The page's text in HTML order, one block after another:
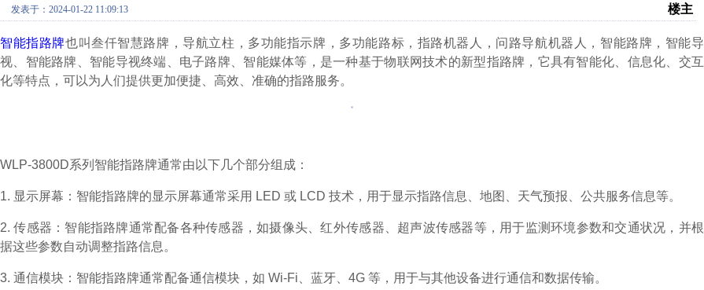
发表于：2024-01-22 11:09:13 楼主
智能指路牌也叫叁仟智慧路牌，导航立柱，多功能指示牌，多功能路标，指路机器人，问路导航机器人，智能路牌，智能导
视、智能路牌、智能导视终端、电子路牌、智能媒体等，是一种基于物联网技术的新型指路牌，它具有智能化、信息化、交互
化等特点，可以为人们提供更加便捷、高效、准确的指路服务。
WLP-3800D系列智能指路牌通常由以下几个部分组成：
1. 显示屏幕：智能指路牌的显示屏幕通常采用 LED 或 LCD 技术，用于显示指路信息、地图、天气预报、公共服务信息等。
2. 传感器：智能指路牌通常配备各种传感器，如摄像头、红外传感器、超声波传感器等，用于监测环境参数和交通状况，并根
据这些参数自动调整指路信息。
3. 通信模块：智能指路牌通常配备通信模块，如 Wi-Fi、蓝牙、4G 等，用于与其他设备进行通信和数据传输。